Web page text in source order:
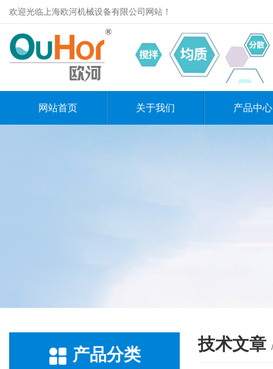
欢迎光临上海欧河机械设备有限公司网站！
网站首页 关于我们 产品中心
产品分类
技术文章